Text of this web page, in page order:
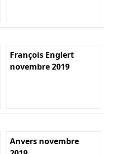
François Englert
novembre 2019
Anvers novembre